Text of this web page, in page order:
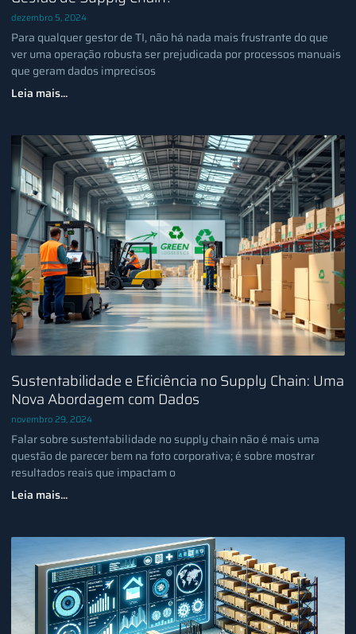
dezembro 5, 2024
Para qualquer gestor de TI, não há nada mais frustrante do que
ver uma operação robusta ser prejudicada por processos manuais
que geram dados imprecisos
Leia mais...
Sustentabilidade e Eficiência no Supply Chain: Uma
Nova Abordagem com Dados
novembro 29, 2024
Falar sobre sustentabilidade no supply chain não é mais uma
questão de parecer bem na foto corporativa; é sobre mostrar
resultados reais que impactam o
Leia mais...